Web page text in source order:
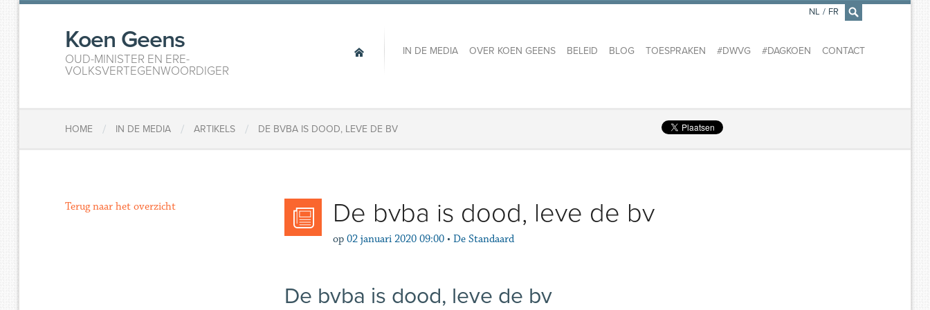
×
Koen Geens
OUD-MINISTER EN ERE-
VOLKSVERTEGENWOORDIGER
IN DE MEDIA OVER KOEN GEENS BELEID BLOG TOESPRAKEN #DWVG #DAGKOEN CONTACT
NL / FR
HOME / IN DE MEDIA / ARTIKELS / DE BVBA IS DOOD, LEVE DE BV
De bvba is dood, leve de bv
op 02 januari 2020 09:00 • De Standaard
De bvba is dood, leve de bv
Terug naar het overzicht